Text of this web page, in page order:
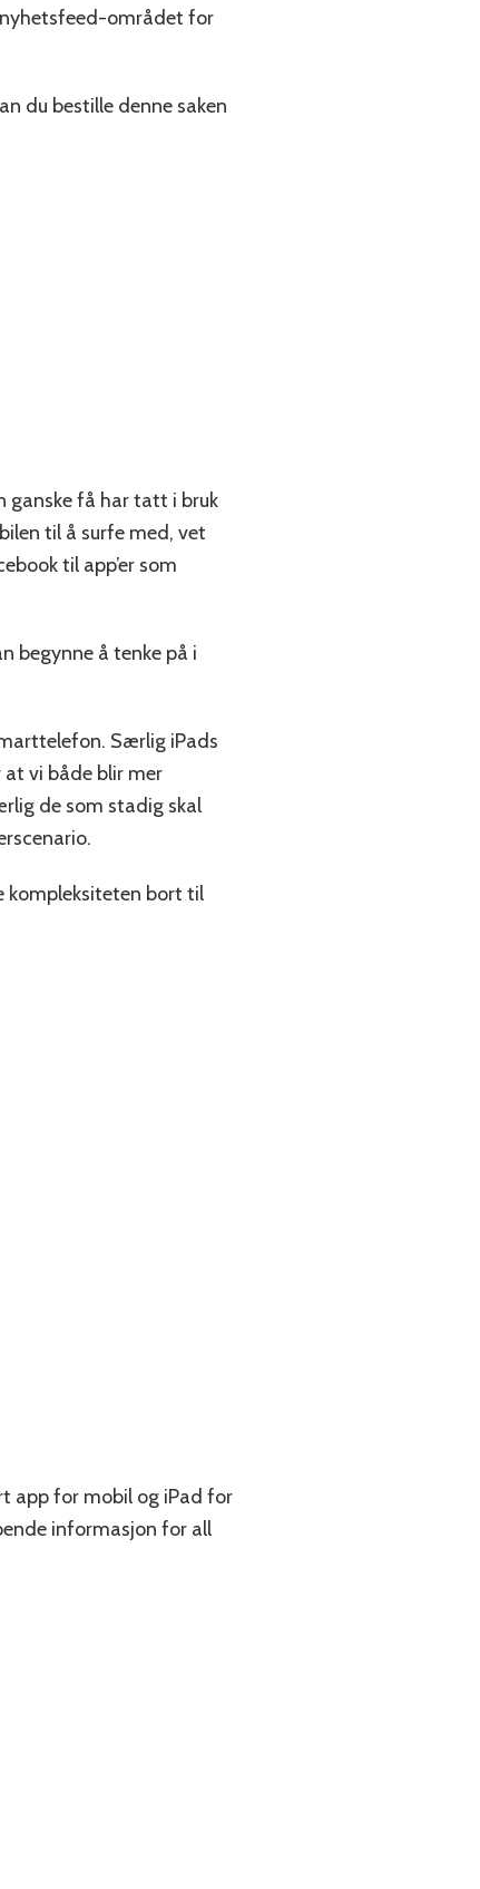
nyhetsfeed-området for
du bestille denne saken
ganske få har tatt i bruk
til å surfe med, vet
til app’er som
begynne å tenke på i
Særlig iPads
vi både blir mer
de som stadig skal
kompleksiteten bort til
app for mobil og iPad for
informasjon for all